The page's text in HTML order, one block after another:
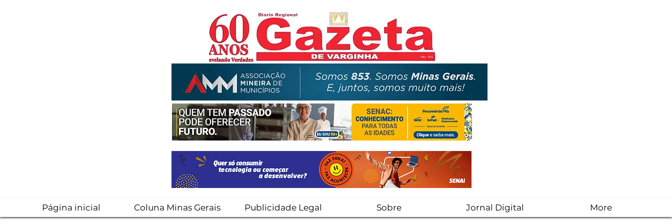
Página inicial Coluna Minas Gerais Publicidade Legal Sobre Jornal Digital More